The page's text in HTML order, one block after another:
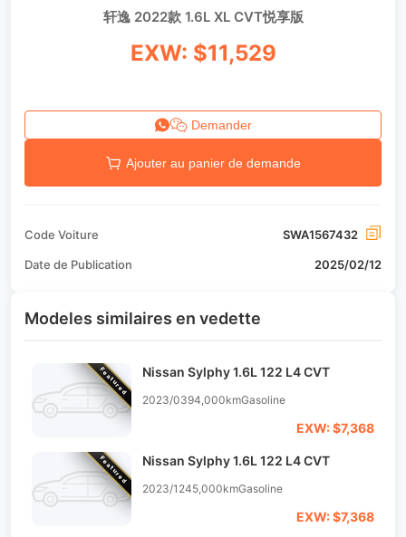
轩逸 2022款 1.6L XL CVT悦享版
EXW: $11,529
Demander
Ajouter au panier de demande
Code Voiture SWA1567432
Date de Publication 2025/02/12
Modeles similaires en vedette
Featured Nissan Sylphy 1.6L 122 L4 CVT
2023/0394,000kmGasoline
EXW: $7,368
Featured Nissan Sylphy 1.6L 122 L4 CVT
2023/1245,000kmGasoline
EXW: $7,368